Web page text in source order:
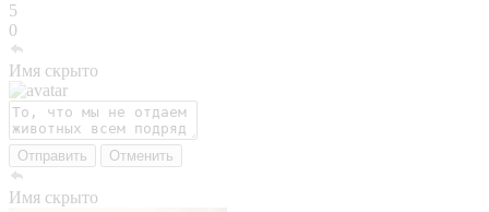
5
0
Имя скрыто
Отправить Отменить
Имя скрыто